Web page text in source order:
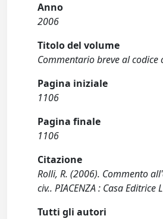
Anno
2006
Titolo del volume
Commentario breve al codice
Pagina iniziale
1106
Pagina finale
1106
Citazione
Rolli, R. (2006). Commento
civ.. PIACENZA : Casa Editrice
Tutti gli autori